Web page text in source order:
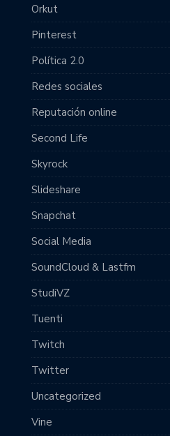
Orkut
Pinterest
Política 2.0
Redes sociales
Reputación online
Second Life
Skyrock
Slideshare
Snapchat
Social Media
SoundCloud & Lastfm
StudiVZ
Tuenti
Twitch
Twitter
Uncategorized
Vine